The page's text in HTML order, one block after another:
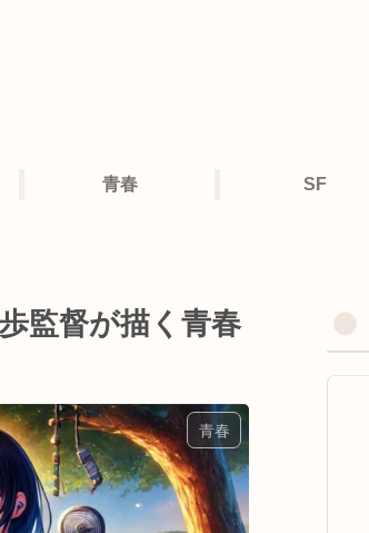
青春 SF
監督が描く青春
青春